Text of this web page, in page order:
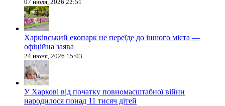
07 июля, 2026 22:51
Харківський екопарк не переїде до іншого міста —
офіційна заява
24 июня, 2026 15:03
У Харкові від початку повномасштабної війни
народилося понад 11 тисяч дітей